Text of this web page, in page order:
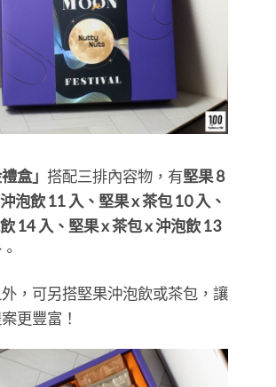
盒」 搭配三排內容物，有堅果 8
泡飲 11 入、堅果 x 茶包 10 入、
14 入、堅果 x 茶包 x 沖泡飲 13
，可另搭堅果沖泡飲或茶包，讓
更豐富！